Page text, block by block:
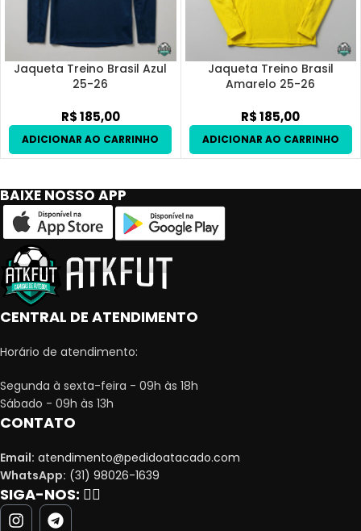
Jaqueta Treino Brasil Azul
25-26
R$185,00
Jaqueta Treino Brasil
Amarelo 25-26
R$185,00
BAIXE NOSSO APP
CENTRAL DE ATENDIMENTO
Horário de atendimento:
Segunda à sexta-feira - 09h às 18h
Sábado - 09h às 13h
CONTATO
Email: atendimento@pedidoatacado.com
WhatsApp: (31) 98026-1639
SIGA-NOS: 👇🏻